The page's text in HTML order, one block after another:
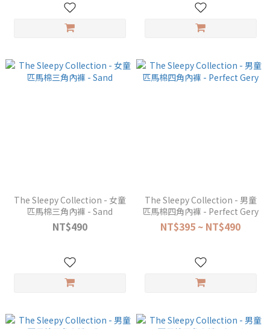
The Sleepy Collection - 女童
匹馬棉三角內褲 - Sand
NT$490
The Sleepy Collection - 男童
匹馬棉四角內褲 - Perfect Gery
NT$395 ~ NT$490